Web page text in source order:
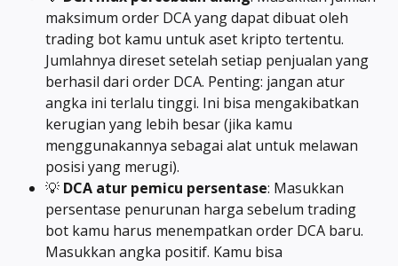
maksimum order DCA yang dapat dibuat oleh
trading bot kamu untuk aset kripto tertentu.
Jumlahnya direset setelah setiap penjualan yang
berhasil dari order DCA. Penting: jangan atur
angka ini terlalu tinggi. Ini bisa mengakibatkan
kerugian yang lebih besar (jika kamu
menggunakannya sebagai alat untuk melawan
posisi yang merugi).
💡 DCA atur pemicu persentase: Masukkan
persentase penurunan harga sebelum trading
bot kamu harus menempatkan order DCA baru.
Masukkan angka positif. Kamu bisa